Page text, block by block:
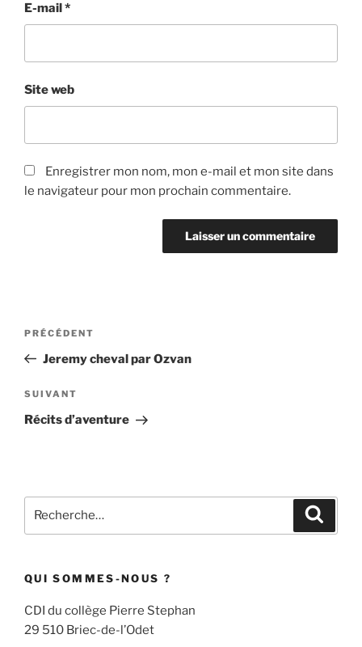
E-mail*
Site web
Enregistrer mon nom, mon e-mail et mon site dans
le navigateur pour mon prochain commentaire.
Navigation
l’article
Article
précédent
PRÉCÉDENT
Jeremy cheval par Ozvan
Article
suivant
SUIVANT
Récits d’aventure
pour
QUI SOMMES-NOUS ?
CDI du collège Pierre Stephan
29 510 Briec-de-l’Odet